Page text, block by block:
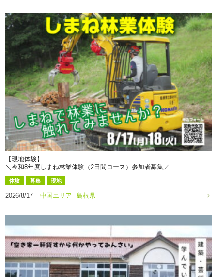
【現地体験】
＼令和8年度しまね林業体験（2日間コース）参加者募集／
体験 募集 現地
2026/8/17 中国エリア 島根県